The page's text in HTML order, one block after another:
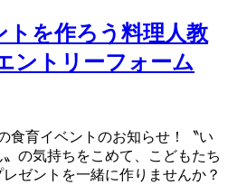
を作ろう料理人教
ントリーフォーム
食育イベントのお知らせ！〝い
の気持ちをこめて、こどもたち
ゼントを一緒に作りませんか？